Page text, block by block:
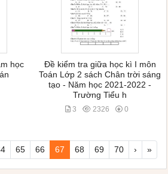
học
Đề kiểm tra giữa học kì I môn
Toán Lớp 2 sách Chân trời sáng
tạo - Năm học 2021-2022 -
Trường Tiểu h
3 2326 0
65 66 67 68 69 70 › »